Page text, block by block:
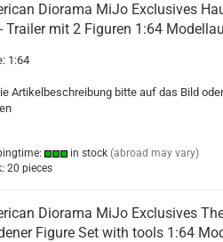
Diorama MiJo Exclusives
Trailer mit 2 Figuren 1:64
1:64
Artikelbeschreibung bitte auf das Bild
in stock (abroad may vary)
20 pieces
Diorama MiJo Exclusives
Figure Set with tools 1:64